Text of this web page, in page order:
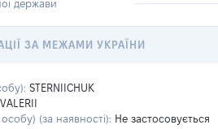
держави
ЗА МЕЖАМИ УКРАЇНИ
STERNIICHUK
VALERII
(за наявності): Не застосовується